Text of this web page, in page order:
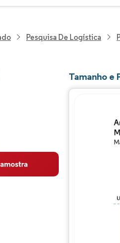
Pesquisa De Logística
mercado
Tamanho